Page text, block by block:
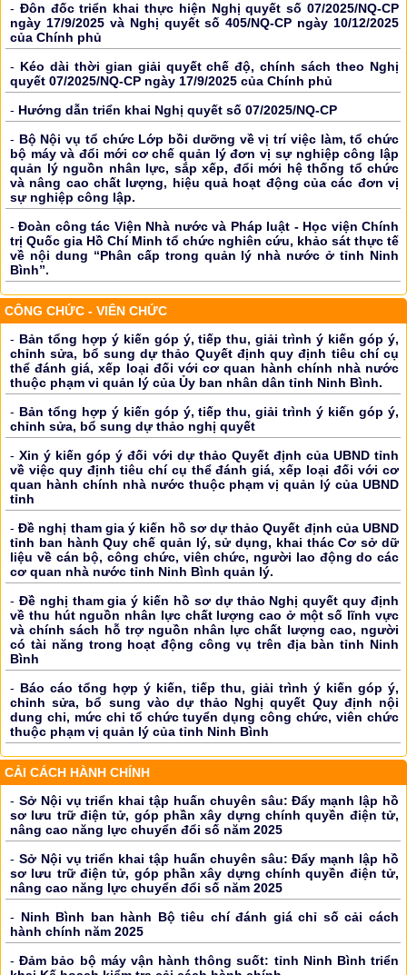
- Đôn đốc triển khai thực hiện Nghị quyết số 07/2025/NQ-CP
ngày 17/9/2025 và Nghị quyết số 405/NQ-CP ngày 10/12/2025
của Chính phủ
- Kéo dài thời gian giải quyết chế độ, chính sách theo Nghị
quyết 07/2025/NQ-CP ngày 17/9/2025 của Chính phủ
- Hướng dẫn triển khai Nghị quyết số 07/2025/NQ-CP
- Bộ Nội vụ tổ chức Lớp bồi dưỡng về vị trí việc làm, tổ chức
bộ máy và đổi mới cơ chế quản lý đơn vị sự nghiệp công lập
quản lý nguồn nhân lực, sắp xếp, đổi mới hệ thống tổ chức
và nâng cao chất lượng, hiệu quả hoạt động của các đơn vị
sự nghiệp công lập.
-Đoàn công tác Viện Nhà nước và Pháp luật - Học viện Chính
trị Quốc gia Hồ Chí Minh tổ chức nghiên cứu, khảo sát thực tế
về nội dung “Phân cấp trong quản lý nhà nước ở tỉnh Ninh
Bình”.
CÔNG CHỨC - VIÊN CHỨC
- Bản tổng hợp ý kiến góp ý, tiếp thu, giải trình ý kiến góp ý,
chỉnh sửa, bổ sung dự thảo Quyết định quy định tiêu chí cụ
thể đánh giá, xếp loại đối với cơ quan hành chính nhà nước
thuộc phạm vi quản lý của Ủy ban nhân dân tỉnh Ninh Bình.
- Bản tổng hợp ý kiến góp ý, tiếp thu, giải trình ý kiến góp ý,
chỉnh sửa, bổ sung dự thảo nghị quyết
-Xin ý kiến góp ý đối với dự thảo Quyết định của UBND tỉnh
về việc quy định tiêu chí cụ thể đánh giá, xếp loại đối với cơ
quan hành chính nhà nước thuộc phạm vị quản lý của UBND
tỉnh
-Đề nghị tham gia ý kiến hồ sơ dự thảo Quyết định của UBND
tỉnh ban hành Quy chế quản lý, sử dụng, khai thác Cơ sở dữ
liệu về cán bộ, công chức, viên chức, người lao động do các
cơ quan nhà nước tỉnh Ninh Bình quản lý.
- Đề nghị tham gia ý kiến hồ sơ dự thảo Nghị quyết quy định
về thu hút nguồn nhân lực chất lượng cao ở một số lĩnh vực
và chính sách hỗ trợ nguồn nhân lực chất lượng cao, người
có tài năng trong hoạt động công vụ trên địa bàn tỉnh Ninh
Bình
- Báo cáo tổng hợp ý kiến, tiếp thu, giải trình ý kiến góp ý,
chỉnh sửa, bổ sung vào dự thảo Nghị quyết Quy định nội
dung chi, mức chi tổ chức tuyển dụng công chức, viên chức
thuộc phạm vị quản lý của tỉnh Ninh Bình
CẢI CÁCH HÀNH CHÍNH
- Sở Nội vụ triển khai tập huấn chuyên sâu: Đẩy mạnh lập hồ
sơ lưu trữ điện tử, góp phần xây dựng chính quyền điện tử,
nâng cao năng lực chuyển đổi số năm 2025
- Sở Nội vụ triển khai tập huấn chuyên sâu: Đẩy mạnh lập hồ
sơ lưu trữ điện tử, góp phần xây dựng chính quyền điện tử,
nâng cao năng lực chuyển đổi số năm 2025
- Ninh Bình ban hành Bộ tiêu chí đánh giá chỉ số cải cách
hành chính năm 2025
-Đảm bảo bộ máy vận hành thông suốt: tỉnh Ninh Bình triển